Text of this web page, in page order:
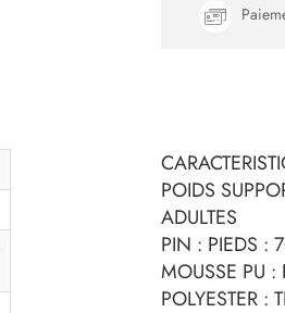
POIDS
ADULTES
PIN : PIEDS :
MOUSSE PU
POLYESTER :